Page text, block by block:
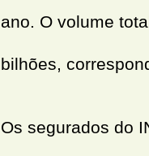
ano. O volume
bilhões,
Os segurados do